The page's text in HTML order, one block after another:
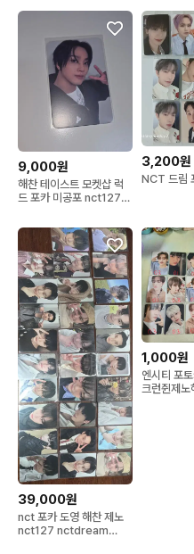
9,000원
해찬 테이스트 모켓샵 럭
드 포카 미공포 nct127
3,200원
NCT 드림
39,000원
nct 포카 도영 해찬 제노
nct127 nctdream
1,000원
엔시티 포
크런쥔제노